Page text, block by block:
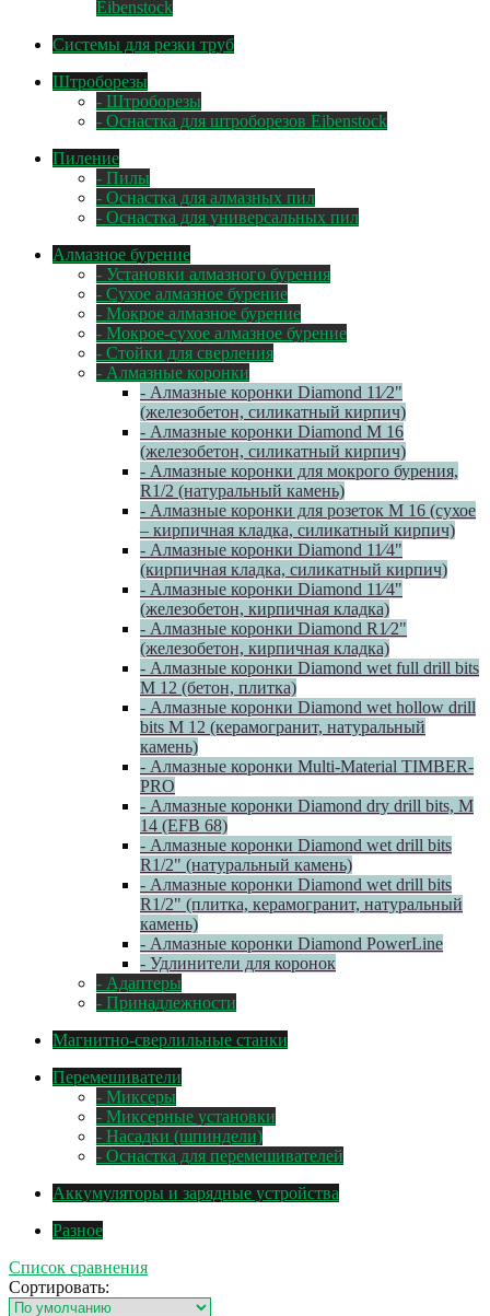
Eibenstock
Системы для резки труб
Штроборезы
- Штроборезы
- Оснастка для штроборезов Eibenstock
Пиление
- Пилы
- Оснастка для алмазных пил
- Оснастка для универсальных пил
Алмазное бурение
- Установки алмазного бурения
- Сухое алмазное бурение
- Мокрое алмазное бурение
- Мокрое-сухое алмазное бурение
- Стойки для сверления
- Алмазные коронки
- Алмазные коронки Diamond 11⁄2"
(железобетон, силикатный кирпич)
- Алмазные коронки Diamond M 16
(железобетон, силикатный кирпич)
- Алмазные коронки для мокрого бурения,
R1/2 (натуральный камень)
- Алмазные коронки для розеток М 16 (сухое
– кирпичная кладка, силикатный кирпич)
- Алмазные коронки Diamond 11⁄4"
(кирпичная кладка, силикатный кирпич)
- Алмазные коронки Diamond 11⁄4"
(железобетон, кирпичная кладка)
- Алмазные коронки Diamond R1⁄2"
(железобетон, кирпичная кладка)
- Алмазные коронки Diamond wet full drill bits
M 12 (бетон, плитка)
- Алмазные коронки Diamond wet hollow drill
bits M 12 (керамогранит, натуральный
камень)
- Алмазные коронки Multi-Material TIMBER-
PRO
- Алмазные коронки Diamond dry drill bits, M
14 (EFB 68)
- Алмазные коронки Diamond wet drill bits
R1/2" (натуральный камень)
- Алмазные коронки Diamond wet drill bits
R1/2" (плитка, керамогранит, натуральный
камень)
- Алмазные коронки Diamond PowerLine
- Удлинители для коронок
- Адаптеры
- Принадлежности
Магнитно-сверлильные станки
Перемешиватели
- Миксеры
- Миксерные установки
- Насадки (шпиндели)
- Оснастка для перемешивателей
Аккумуляторы и зарядные устройства
Разное
Список сравнения
Сортировать: